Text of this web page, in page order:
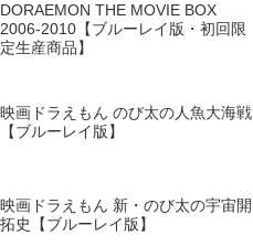
DORAEMON THE MOVIE BOX
2006-2010【ブルーレイ版・初回限
定生産商品】
映画ドラえもん のび太の人魚大海戦
【ブルーレイ版】
映画ドラえもん 新・のび太の宇宙開
拓史【ブルーレイ版】